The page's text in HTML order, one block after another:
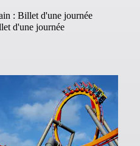
: Billet d'une journée
d'une journée